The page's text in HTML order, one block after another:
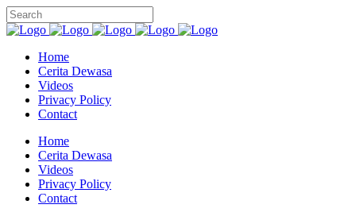
Home
Cerita Dewasa
Videos
Privacy Policy
Contact
Home
Cerita Dewasa
Videos
Privacy Policy
Contact